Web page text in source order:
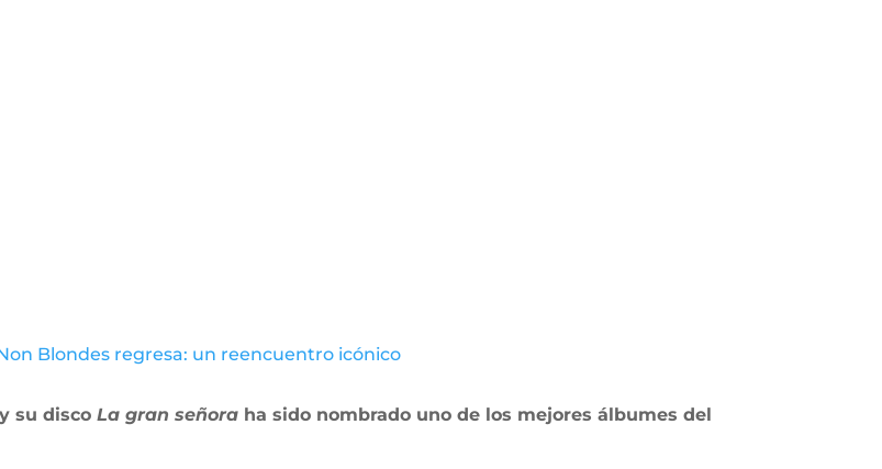
Blondes regresa: un reencuentro icónico
su discoLa gran señora ha sido nombrado uno de los mejores álbumes del